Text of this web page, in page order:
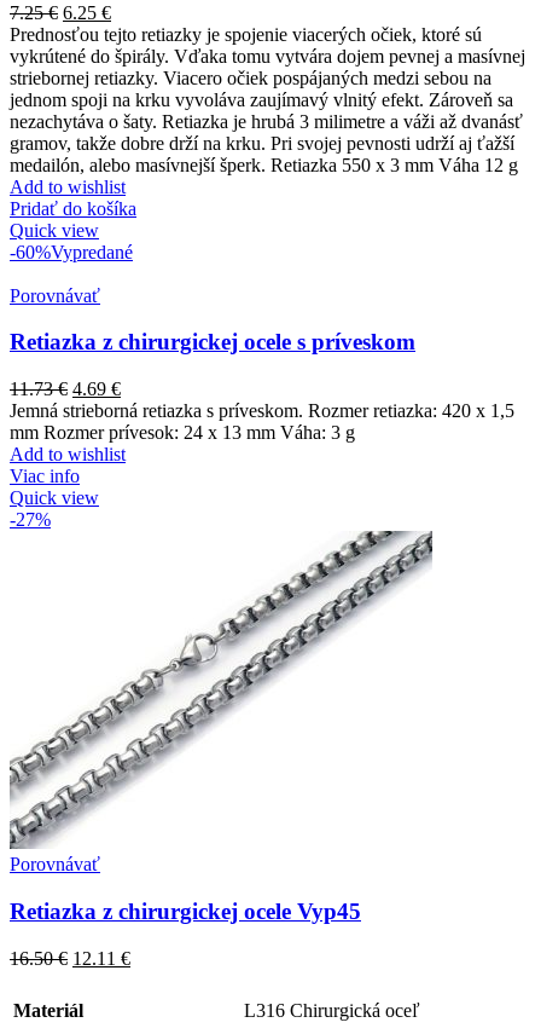
7.25€ 6.25 €
Prednosťou tejto retiazky je spojenie viacerých očiek, ktoré sú
vykrútené do špirály. Vďaka tomu vytvára dojem pevnej a masívnej
striebornej retiazky. Viacero očiek pospájaných medzi sebou na
jednom spoji na krku vyvoláva zaujímavý vlnitý efekt. Zároveň sa
nezachytáva o šaty. Retiazka je hrubá 3 milimetre a váži až dvanásť
gramov, takže dobre drží na krku. Pri svojej pevnosti udrží aj ťažší
medailón, alebo masívnejší šperk. Retiazka 550 x 3 mm Váha 12 g
Add to wishlist
Pridať do košíka
Quick view
-60%Vypredané
Porovnávať
Retiazka z chirurgickej ocele s príveskom
11.73€ 4.69 €
Jemná strieborná retiazka s príveskom. Rozmer retiazka: 420 x 1,5
mm Rozmer prívesok: 24 x 13 mm Váha: 3 g
Add to wishlist
Viac info
Quick view
-27%
Porovnávať
Retiazka z chirurgickej ocele Vyp45
16.50€ 12.11 €
Materiál
L316 Chirurgická oceľ